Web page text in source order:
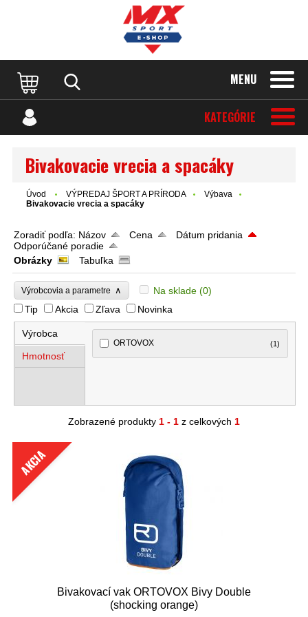
MENU
KATEGÓRIE
Bivakovacie vrecia a spacáky
Úvod VÝPREDAJ ŠPORT A PRÍRODA
Výbava
Bivakovacie vrecia a spacáky
Zoradiť podľa: Názov Cena
Dátum pridania
Odporúčané poradie
Obrázky
Tabuľka
Výrobcovia a parametre ∧ Na sklade (0)
Tip
Akcia Zľava Novinka
Výrobca
Hmotnosť
ORTOVOX (1)
Zobrazené produkty 1 - 1 z celkových 1
AKCIA
Bivakovací vak ORTOVOX Bivy Double
(shocking orange)